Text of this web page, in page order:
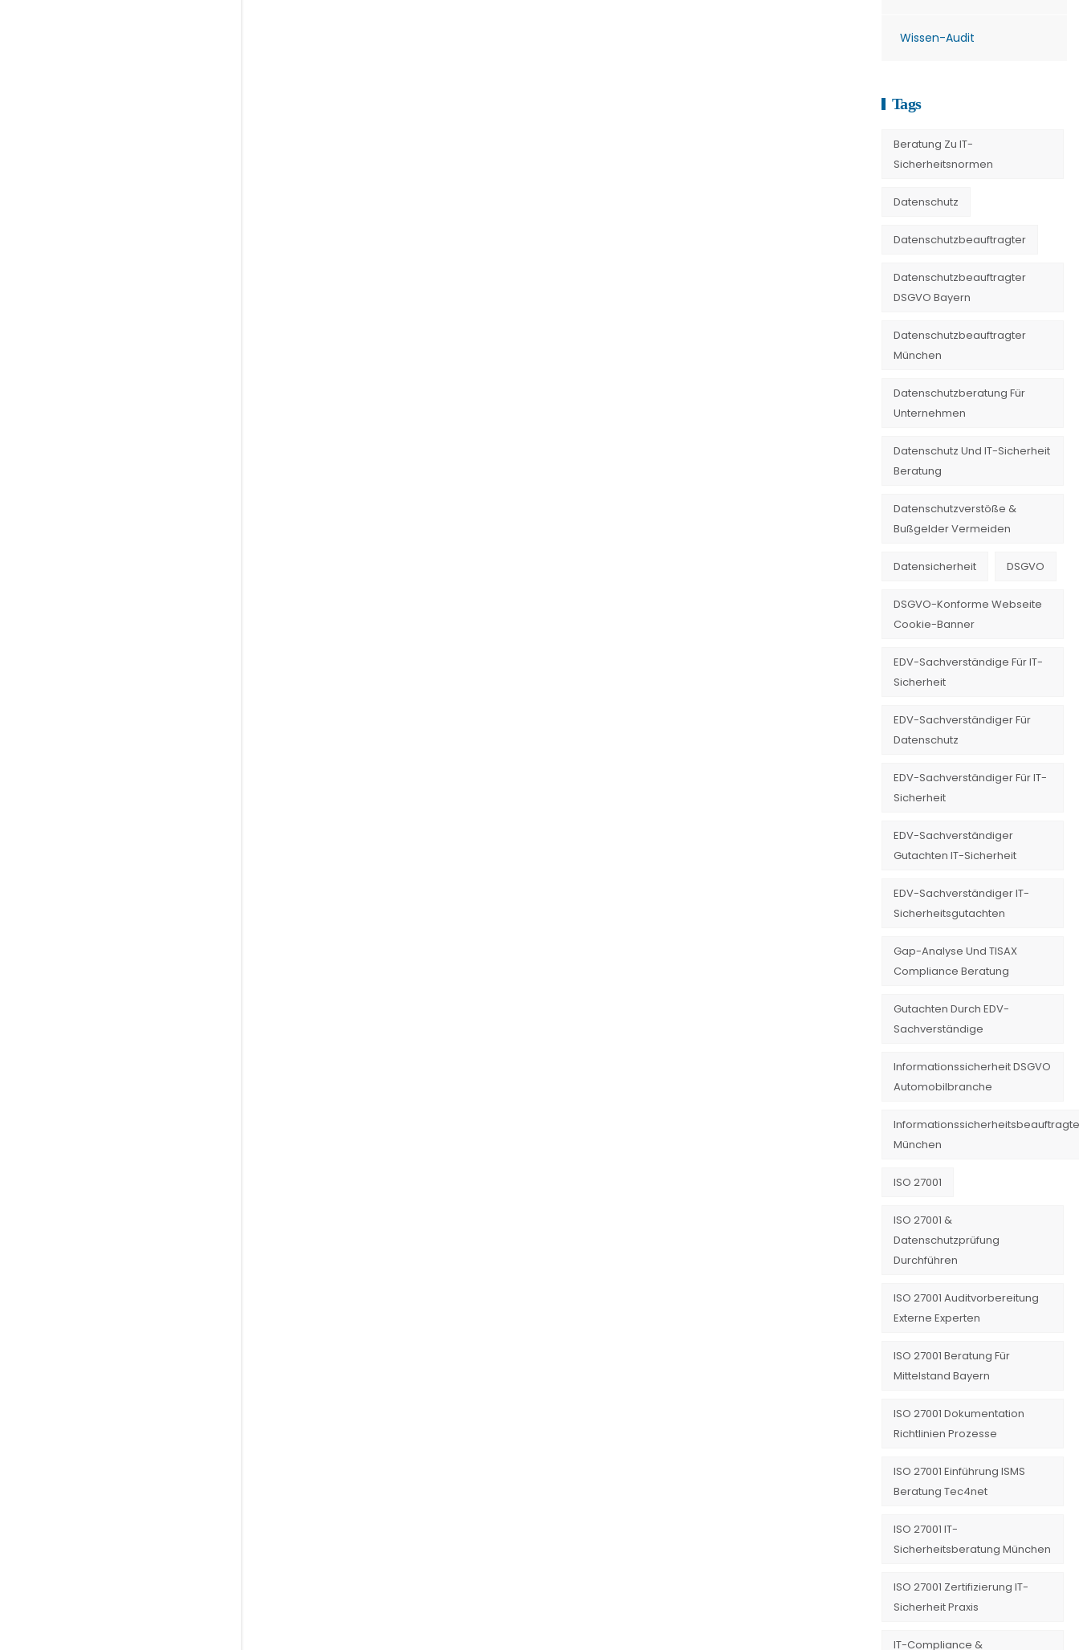
Wissen-Audit
Tags
Beratung Zu IT-
Sicherheitsnormen
Datenschutz
Datenschutzbeauftragter
Datenschutzbeauftragter
DSGVO Bayern
Datenschutzbeauftragter
München
Datenschutzberatung Für
Unternehmen
Datenschutz Und IT-Sicherheit
Beratung
Datenschutzverstöße &
Bußgelder Vermeiden
Datensicherheit DSGVO
DSGVO-Konforme Webseite
Cookie-Banner
EDV-Sachverständige Für IT-
Sicherheit
EDV-Sachverständiger Für
Datenschutz
EDV-Sachverständiger Für IT-
Sicherheit
EDV-Sachverständiger
Gutachten IT-Sicherheit
EDV-Sachverständiger IT-
Sicherheitsgutachten
Gap-Analyse Und TISAX
Compliance Beratung
Gutachten Durch EDV-
Sachverständige
Informationssicherheit DSGVO
Automobilbranche
München
ISO 27001
ISO 27001 &
Datenschutzprüfung
Durchführen
ISO 27001 Auditvorbereitung
Externe Experten
ISO 27001 Beratung Für
Mittelstand Bayern
ISO 27001 Dokumentation
Richtlinien Prozesse
ISO 27001 Einführung ISMS
Beratung Tec4net
ISO 27001 IT-
Sicherheitsberatung München
ISO 27001 Zertifizierung IT-
Sicherheit Praxis
IT-Compliance &